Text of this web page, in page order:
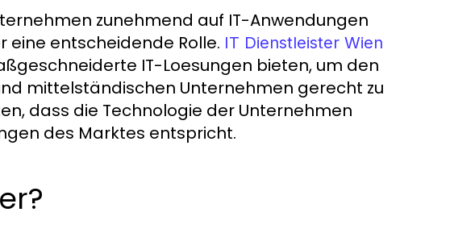
zunehmend auf IT-Anwendungen
eine entscheidende Rolle. IT Dienstleister Wien
IT-Loesungen bieten, um den
mittelständischen Unternehmen gerecht zu
dass die Technologie der Unternehmen
des Marktes entspricht.